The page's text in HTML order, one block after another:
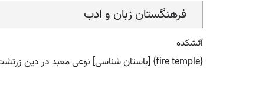
فرهنگستان زبان و ادب
آتشکده
{fire temple} [باستان شناسی] نوعی معبد در دین زرتشت برای نیایش و ستایش آتش مقدس